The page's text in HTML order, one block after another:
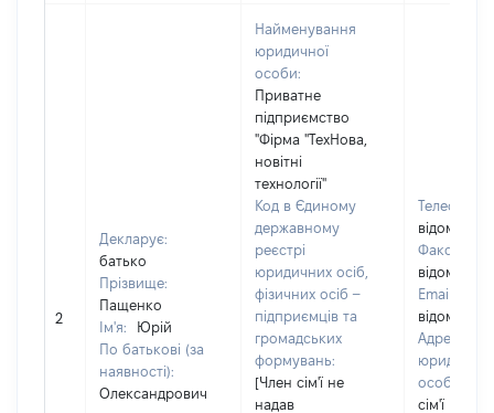
2
Декларує:
батько
Прізвище:
Пащенко
Ім'я:
Юрій
По батькові (за
наявності):
Олександрович
Найменування
юридичної
особи:
Приватне
підприємство
"Фірма "ТехНова,
новітні
технології"
Код в Єдиному
державному
реєстрі
юридичних осіб,
фізичних осіб –
підприємців та
громадських
формувань:
[Член сім'ї не
надав
Телефон:
відомо]
Факс:
відомо]
Email:
відомо]
Адреса
юридичної
особи:
сім'ї не